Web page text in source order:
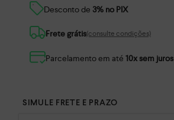
Desconto de 3% no PIX
Frete grátis(consulte condições)
Parcelamento em até 10x sem juros